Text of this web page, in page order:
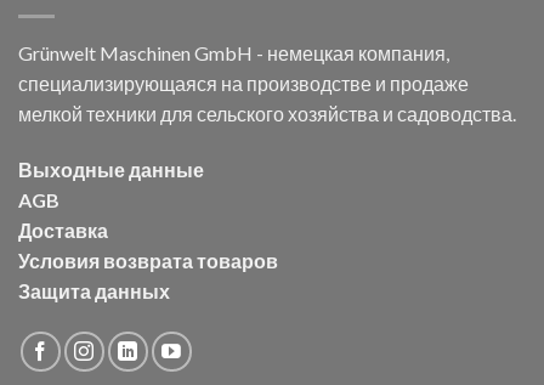
Grünwelt Maschinen GmbH - немецкая компания,
специализирующаяся на производстве и продаже
мелкой техники для сельского хозяйства и садоводства.
Выходные данные
AGB
Доставка
Условия возврата товаров
Защита данных